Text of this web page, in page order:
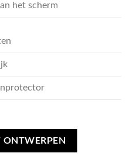
het scherm
Edge Tough hoesje - tough case
ONTWERPEN